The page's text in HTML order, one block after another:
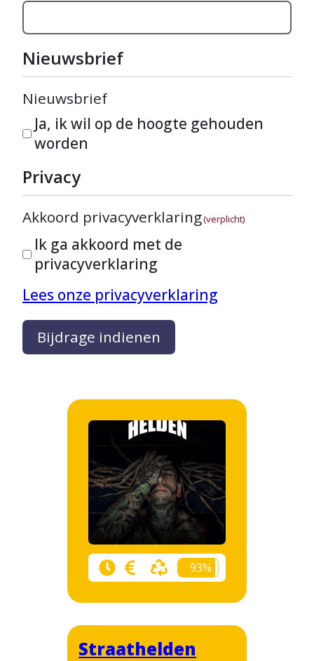
Nieuwsbrief
Nieuwsbrief
Ja, ik wil op de hoogte gehouden
worden
Privacy
Akkoord privacyverklaring(verplicht)
Ik ga akkoord met de
privacyverklaring
Lees onze privacyverklaring
Bijdrage indienen
93%
Straathelden